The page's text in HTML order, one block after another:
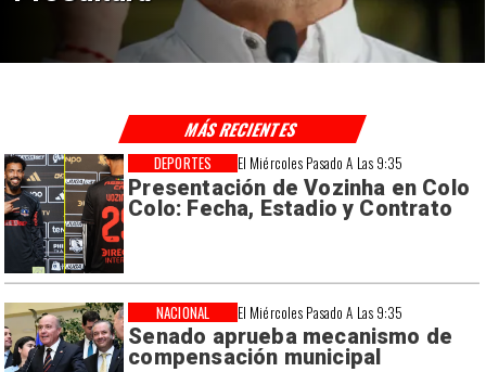
sísmicos
El Miércoles Pasado A Las 9:35
Presentación de Vozinha en Colo
Colo: Fecha, Estadio y Contrato
DEPORTES
El Miércoles Pasado A Las 9:35
Senado aprueba mecanismo de
compensación municipal
NACIONAL
MÁS RECIENTES